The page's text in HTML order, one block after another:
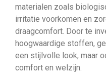
materialen zoals
irritatie voorkomen en
draagcomfort. Door te
hoogwaardige stoffen,
een stijlvolle look, maar
comfort en welzijn.